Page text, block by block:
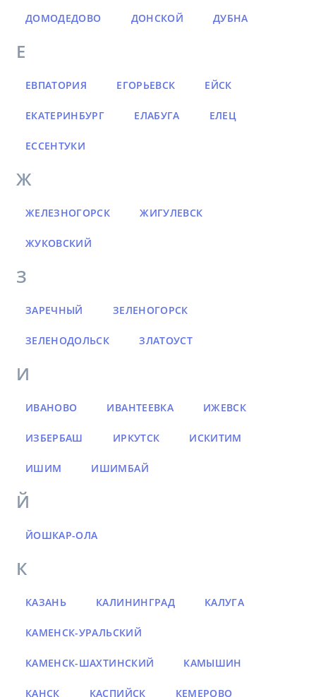
ДОМОДЕДОВО ДОНСКОЙ ДУБНА
Е
ЕВПАТОРИЯ ЕГОРЬЕВСК ЕЙСК
ЕКАТЕРИНБУРГ ЕЛАБУГА ЕЛЕЦ
ЕССЕНТУКИ
Ж
ЖЕЛЕЗНОГОРСК ЖИГУЛЕВСК
ЖУКОВСКИЙ
З
ЗАРЕЧНЫЙ ЗЕЛЕНОГОРСК
ЗЕЛЕНОДОЛЬСК ЗЛАТОУСТ
И
ИВАНОВО ИВАНТЕЕВКА ИЖЕВСК
ИЗБЕРБАШ ИРКУТСК ИСКИТИМ
ИШИМ ИШИМБАЙ
Й
ЙОШКАР-ОЛА
К
КАЗАНЬ КАЛИНИНГРАД КАЛУГА
КАМЕНСК-УРАЛЬСКИЙ
КАМЕНСК-ШАХТИНСКИЙ КАМЫШИН
КАНСК КАСПИЙСК КЕМЕРОВО